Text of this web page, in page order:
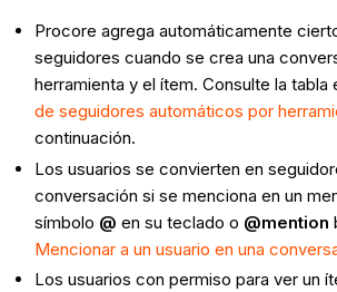
Procore agrega automáticamente
seguidores cuando se crea una
herramienta y el ítem. Consulte la tabla
de seguidores automáticos por
continuación.
Los usuarios se convierten en
conversación si se menciona en un
símbolo @ en su teclado o @mention
Mencionar a un usuario en una
Los usuarios con permiso para ver un